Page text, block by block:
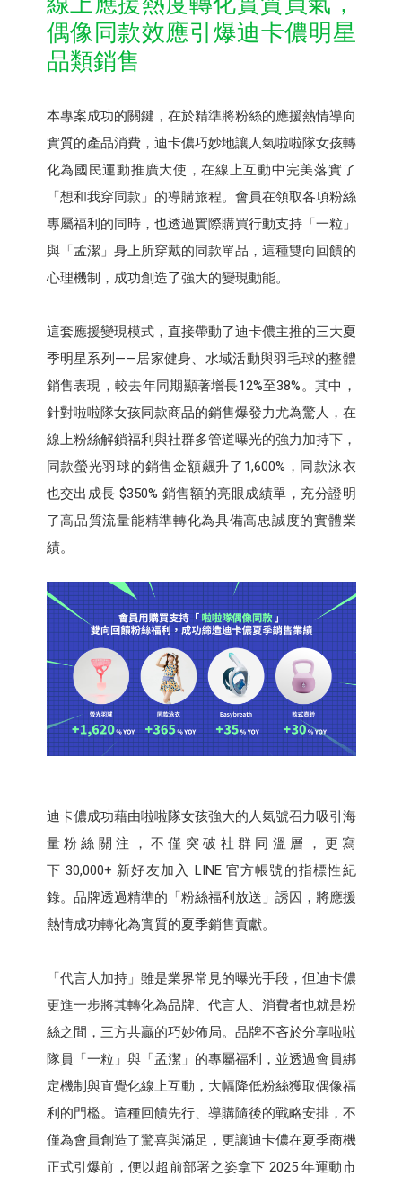
偶像同款效應引爆迪卡儂明星
品類銷售
本專案成功的關鍵，在於精準將粉絲的應援熱情導向
實質的產品消費，迪卡儂巧妙地讓人氣啦啦隊女孩轉
化為國民運動推廣大使，在線上互動中完美落實了
「想和我穿同款」的導購旅程。會員在領取各項粉絲
專屬福利的同時，也透過實際購買行動支持「一粒」
與「孟潔」身上所穿戴的同款單品，這種雙向回饋的
心理機制，成功創造了強大的變現動能。​
這套應援變現模式，直接帶動了迪卡儂主推的三大夏
季明星系列——居家健身、水域活動與羽毛球的整體
銷售表現，較去年同期顯著增長12%至38%。其中，
針對啦啦隊女孩同款商品的銷售爆發力尤為驚人，在
線上粉絲解鎖福利與社群多管道曝光的強力加持下，
同款螢光羽球的銷售金額飆升了1,600%，同款泳衣
也交出成長 $350% 銷售額的亮眼成績單，充分證明
了高品質流量能精準轉化為具備高忠誠度的實體業
績。​
迪卡儂成功藉由啦啦隊女孩強大的人氣號召力吸引海
量粉絲關注，不僅突破社群同溫層，更寫
下 30,000+ 新好友加入 LINE 官方帳號的指標性紀
錄。品牌透過精準的「粉絲福利放送」誘因，將應援
熱情成功轉化為實質的夏季銷售貢獻。​
「代言人加持」雖是業界常見的曝光手段，但迪卡儂
更進一步將其轉化為品牌、代言人、消費者也就是粉
絲之間，三方共贏的巧妙佈局。品牌不吝於分享啦啦
隊員「一粒」與「孟潔」的專屬福利，並透過會員綁
定機制與直覺化線上互動，大幅降低粉絲獲取偶像福
利的門檻。這種回饋先行、導購隨後的戰略安排，不
僅為會員創造了驚喜與滿足，更讓迪卡儂在夏季商機
正式引爆前，便以超前部署之姿拿下 2025 年運動市